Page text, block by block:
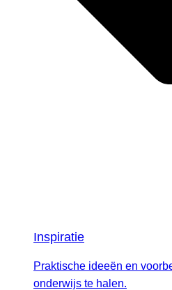
Inspiratie
Praktische ideeën en
onderwijs te halen.